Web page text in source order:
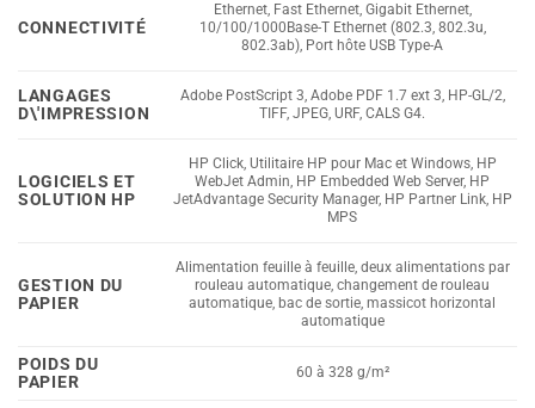
CONNECTIVITÉ
Ethernet, Fast Ethernet, Gigabit Ethernet,
10/100/1000Base-T Ethernet (802.3, 802.3u,
802.3ab), Port hôte USB Type-A
LANGAGES
D\'IMPRESSION
Adobe PostScript 3, Adobe PDF 1.7 ext 3, HP-GL/2,
TIFF, JPEG, URF, CALS G4.
LOGICIELS ET
SOLUTION HP
HP Click, Utilitaire HP pour Mac et Windows, HP
WebJet Admin, HP Embedded Web Server, HP
JetAdvantage Security Manager, HP Partner Link, HP
MPS
GESTION DU
PAPIER
Alimentation feuille à feuille, deux alimentations par
rouleau automatique, changement de rouleau
automatique, bac de sortie, massicot horizontal
automatique
POIDS DU
PAPIER
60 à 328 g/m²